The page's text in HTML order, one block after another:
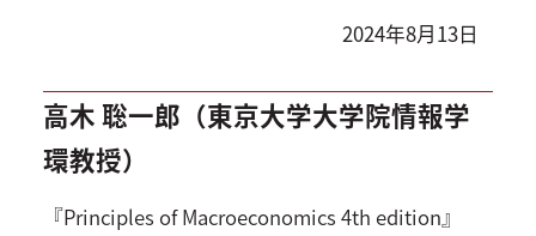
2024年8月13日
高木 聡一郎（東京大学大学院情報学
環教授）
『Principles of Macroeconomics 4th edition』